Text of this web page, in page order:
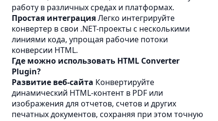
работу в различных средах и платформах.
Простая интеграцияЛегко интегрируйте
конвертер в свои .NET-проекты с несколькими
линиями кода, упрощая рабочие потоки
конверсии HTML.
Где можно использовать HTML Converter
Plugin?
Развитие веб-сайта Конвертируйте
динамический HTML-контент в PDF или
изображения для отчетов, счетов и других
печатных документов, сохраняя при этом точную